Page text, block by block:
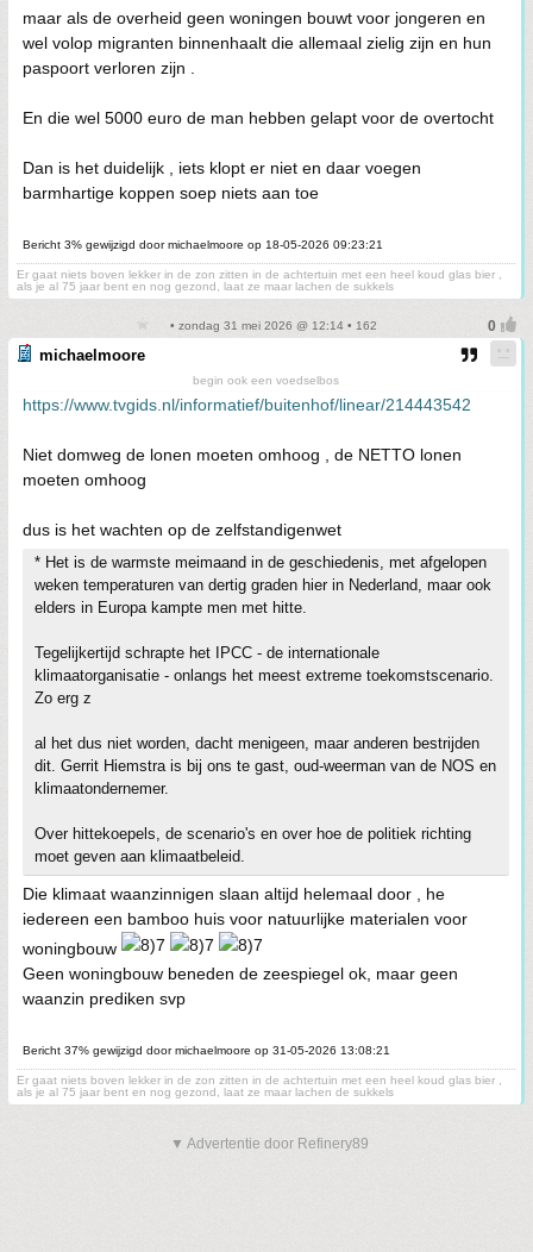
maar als de overheid geen woningen bouwt voor jongeren en
wel volop migranten binnenhaalt die allemaal zielig zijn en hun
paspoort verloren zijn .
En die wel 5000 euro de man hebben gelapt voor de overtocht
Dan is het duidelijk , iets klopt er niet en daar voegen
barmhartige koppen soep niets aan toe
Bericht 3% gewijzigd door michaelmoore op 18-05-2026 09:23:21
Er gaat niets boven lekker in de zon zitten in de achtertuin met een heel koud glas bier ,
als je al 75 jaar bent en nog gezond, laat ze maar lachen de sukkels
• zondag 31 mei 2026 @ 12:14 • 162
michaelmoore
begin ook een voedselbos
https://www.tvgids.nl/informatief/buitenhof/linear/214443542
Niet domweg de lonen moeten omhoog , de NETTO lonen
moeten omhoog
dus is het wachten op de zelfstandigenwet
* Het is de warmste meimaand in de geschiedenis, met afgelopen
weken temperaturen van dertig graden hier in Nederland, maar ook
elders in Europa kampte men met hitte.
Tegelijkertijd schrapte het IPCC - de internationale
klimaatorganisatie - onlangs het meest extreme toekomstscenario.
Zo erg z
al het dus niet worden, dacht menigeen, maar anderen bestrijden
dit. Gerrit Hiemstra is bij ons te gast, oud-weerman van de NOS en
klimaatondernemer.
Over hittekoepels, de scenario's en over hoe de politiek richting
moet geven aan klimaatbeleid.
Die klimaat waanzinnigen slaan altijd helemaal door , he
iedereen een bamboo huis voor natuurlijke materialen voor
woningbouw
Geen woningbouw beneden de zeespiegel ok, maar geen
waanzin prediken svp
Bericht 37% gewijzigd door michaelmoore op 31-05-2026 13:08:21
Er gaat niets boven lekker in de zon zitten in de achtertuin met een heel koud glas bier ,
als je al 75 jaar bent en nog gezond, laat ze maar lachen de sukkels
▼ Advertentie door Refinery89